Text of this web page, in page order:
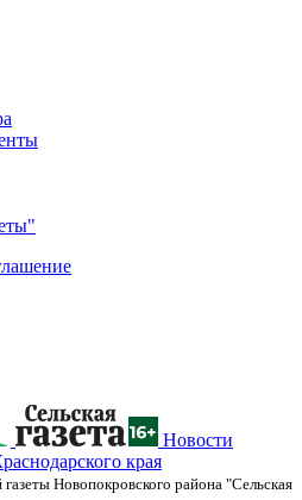
Новости
края
Новопокровского района "Сельская